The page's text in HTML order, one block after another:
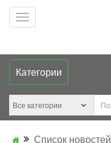
Категории
Список новостей